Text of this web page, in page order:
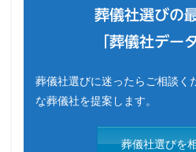
葬儀社選びの
「葬儀社デー
葬儀社選びに迷ったらご相談く
な葬儀社を提案します。
葬儀社選びを